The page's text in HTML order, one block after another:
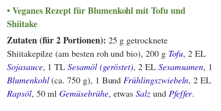
Veganes Rezept für Blumenkohl mit Tofu und
Shiitake
Zutaten (für 2 Portionen): 25 g getrocknete
Shiitakepilze (am besten roh und bio), 200 g Tofu, 2 EL
Sojasauce, 1 TLSesamöl (geröstet), 2 EL Sesamsamen, 1
Blumenkohl(ca. 750 g), 1 Bund Frühlingszwiebeln, 2 EL
Rapsöl, 50 ml Gemüsebrühe, etwasSalz und Pfeffer.